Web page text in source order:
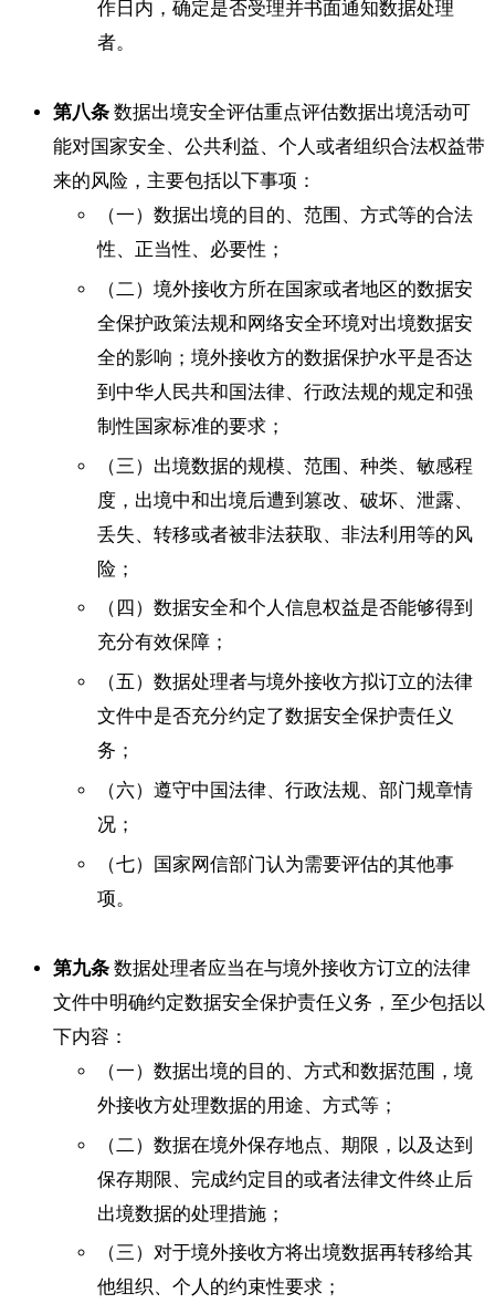
作日内，确定是否受理并书面通知数据处理
者。
第八条 数据出境安全评估重点评估数据出境活动可
能对国家安全、公共利益、个人或者组织合法权益带
来的风险，主要包括以下事项：
（一）数据出境的目的、范围、方式等的合法
性、正当性、必要性；
（二）境外接收方所在国家或者地区的数据安
全保护政策法规和网络安全环境对出境数据安
全的影响；境外接收方的数据保护水平是否达
到中华人民共和国法律、行政法规的规定和强
制性国家标准的要求；
（三）出境数据的规模、范围、种类、敏感程
度，出境中和出境后遭到篡改、破坏、泄露、
丢失、转移或者被非法获取、非法利用等的风
险；
（四）数据安全和个人信息权益是否能够得到
充分有效保障；
（五）数据处理者与境外接收方拟订立的法律
文件中是否充分约定了数据安全保护责任义
务；
（六）遵守中国法律、行政法规、部门规章情
况；
（七）国家网信部门认为需要评估的其他事
项。
第九条 数据处理者应当在与境外接收方订立的法律
文件中明确约定数据安全保护责任义务，至少包括以
下内容：
（一）数据出境的目的、方式和数据范围，境
外接收方处理数据的用途、方式等；
（二）数据在境外保存地点、期限，以及达到
保存期限、完成约定目的或者法律文件终止后
出境数据的处理措施；
（三）对于境外接收方将出境数据再转移给其
他组织、个人的约束性要求；